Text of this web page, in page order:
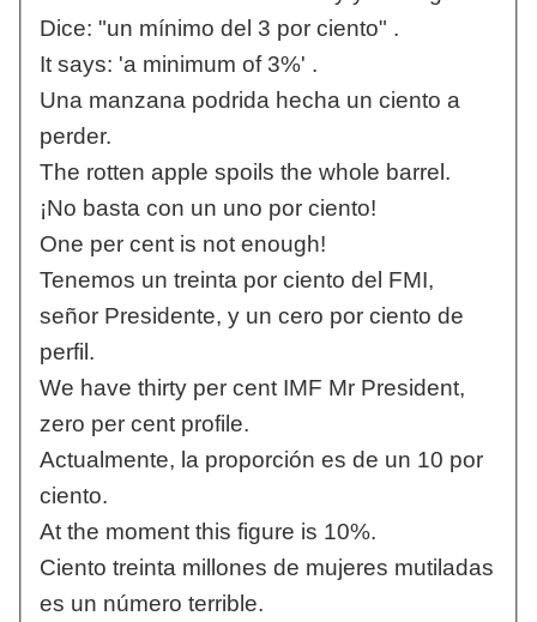
Dice: "un mínimo del 3 por ciento" .
It says: 'a minimum of 3%' .
Una manzana podrida hecha un ciento a
perder.
The rotten apple spoils the whole barrel.
¡No basta con un uno por ciento!
One per cent is not enough!
Tenemos un treinta por ciento del FMI,
señor Presidente, y un cero por ciento de
perfil.
We have thirty per cent IMF Mr President,
zero per cent profile.
Actualmente, la proporción es de un 10 por
ciento.
At the moment this figure is 10%.
Ciento treinta millones de mujeres mutiladas
es un número terrible.